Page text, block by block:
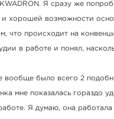
Я сразу же
хорошей возможности
что происходит на
в работе и понял,
вообще было всего 2
мне показалась гораздо
Я думаю, она